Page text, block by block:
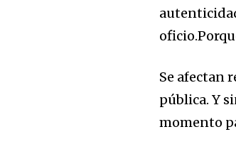
Se afectan
pública. Y
momento